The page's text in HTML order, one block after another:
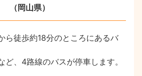
（岡山県）
ら徒歩約18分のところにあるバ
ど、4路線のバスが停車します。